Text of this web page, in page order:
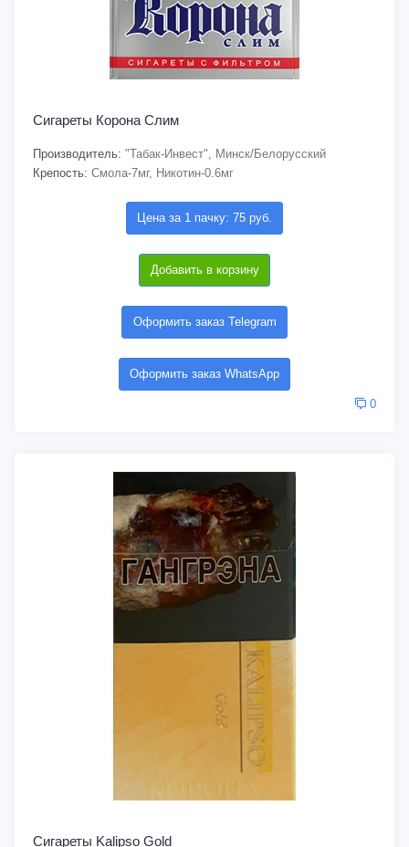
Сигареты Корона Слим
Производитель: "Табак-Инвест", Минск/Белорусский
Крепость: Смола-7мг, Никотин-0.6мг
Цена за 1 пачку: 75 руб.
Добавить в корзину
Оформить заказ Telegram
Оформить заказ WhatsApp
0
Сигареты Kalipso Gold